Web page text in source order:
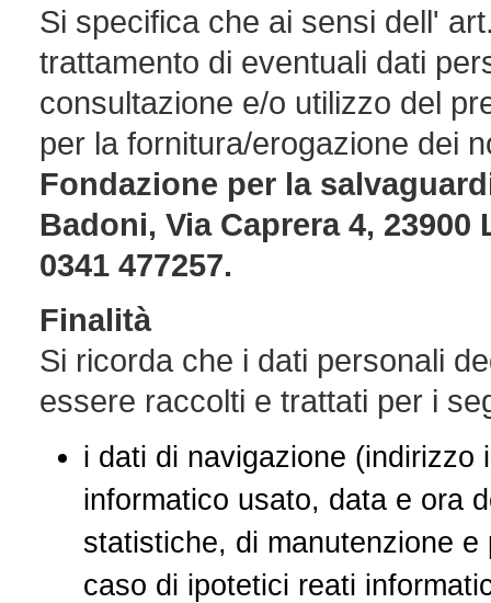
Si specifica che ai sensi dell'
trattamento di eventuali dati
consultazione e/o utilizzo del
per la fornitura/erogazione dei
Fondazione per la
Badoni, Via Caprera 4, 23900
0341 477257.
Finalità
Si ricorda che i dati personali
essere raccolti e trattati per i
i dati di navigazione (indirizzo
informatico usato, data e ora
statistiche, di manutenzione
caso di ipotetici reati